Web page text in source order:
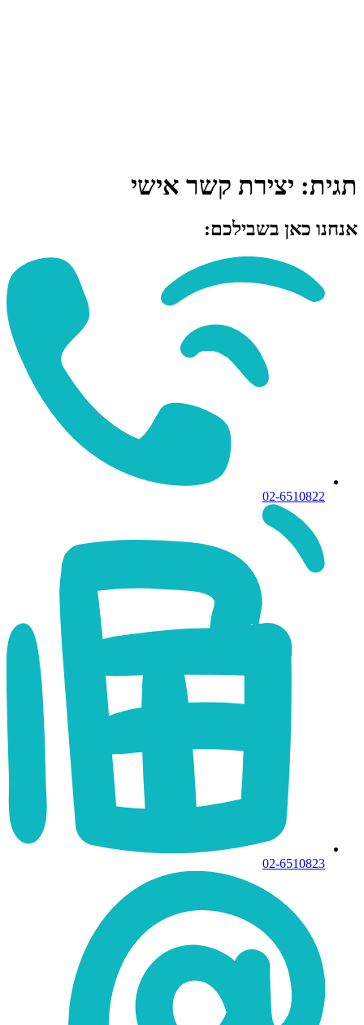
תגית: יצירת קשר אישי
אנחנו כאן בשבילכם:
02-6510822
02-6510823